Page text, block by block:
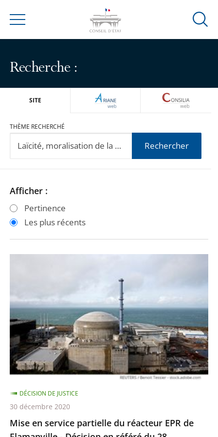
Menu
Ouvrir
Recherche :
SITE ARIANEWEB
THÈME RECHERCHÉ
Rechercher
Passer
les
filtres
Passer
les
filtres
Afficher :
Pertinence
Les plus récents
partielle
du
réacteur
EPR
de
Flamanville
Décision
en
référé
Mise en service partielle du réacteur EPR de
DÉCISION DE JUSTICE
30 décembre 2020